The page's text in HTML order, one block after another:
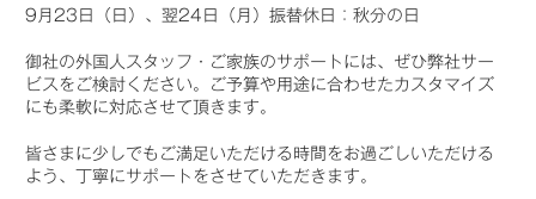
9月23日（日）、翌24日（月）振替休日：秋分の日
御社の外国人スタッフ・ご家族のサポートには、ぜひ弊社サー
ビスをご検討ください。ご予算や用途に合わせたカスタマイズ
にも柔軟に対応させて頂きます。
皆さまに少しでもご満足いただける時間をお過ごしいただける
よう、丁寧にサポートをさせていただきます。